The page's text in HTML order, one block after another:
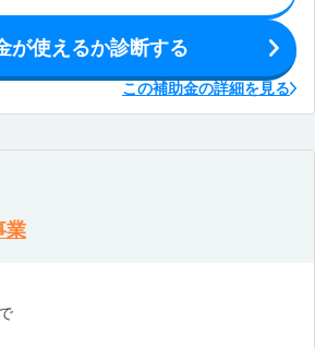
が使えるか診断する
この補助金の詳細を見る
業